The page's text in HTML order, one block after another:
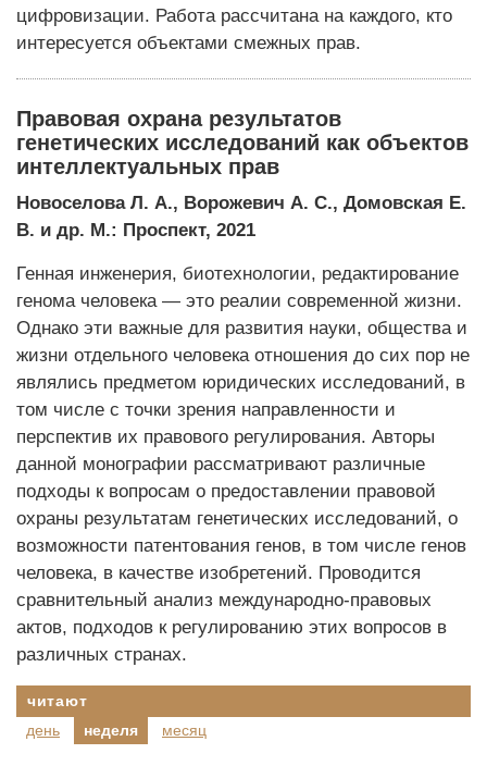
цифровизации. Работа рассчитана на каждого, кто
интересуется объектами смежных прав.
Правовая охрана результатов
генетических исследований как объектов
интеллектуальных прав
Новоселова Л. А., Ворожевич А. С., Домовская Е.
В. и др. М.: Проспект, 2021
Генная инженерия, биотехнологии, редактирование
генома человека — это реалии современной жизни.
Однако эти важные для развития науки, общества и
жизни отдельного человека отношения до сих пор не
являлись предметом юридических исследований, в
том числе с точки зрения направленности и
перспектив их правового регулирования. Авторы
данной монографии рассматривают различные
подходы к вопросам о предоставлении правовой
охраны результатам генетических исследований, о
возможности патентования генов, в том числе генов
человека, в качестве изобретений. Проводится
сравнительный анализ международно-правовых
актов, подходов к регулированию этих вопросов в
различных странах.
читают
день
неделя месяц